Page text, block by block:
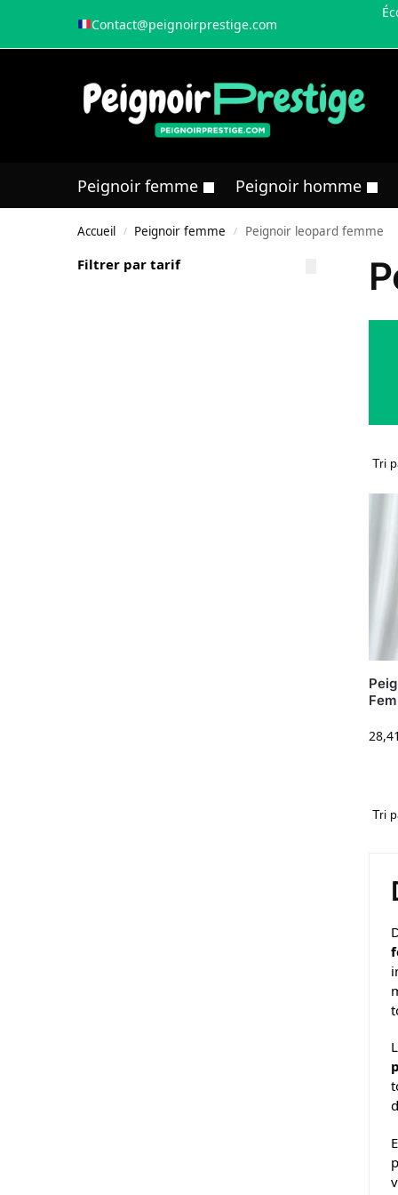
Contact@peignoirprestige.com
Peignoir femme Peignoir homme
Accueil / Peignoir femme / Peignoir leopard femme
28,41
Filtrer par tarif